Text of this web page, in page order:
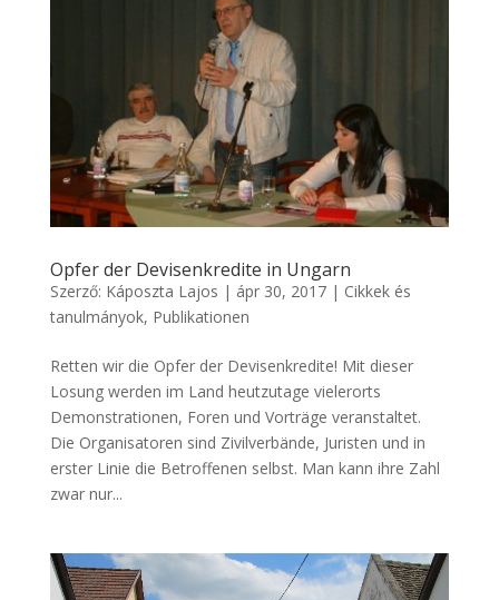
Opfer der Devisenkredite in Ungarn
Szerző: Káposzta Lajos | ápr 30, 2017| Cikkek és
tanulmányok, Publikationen
Retten wir die Opfer der Devisenkredite! Mit dieser
Losung werden im Land heutzutage vielerorts
Demonstrationen, Foren und Vorträge veranstaltet.
Die Organisatoren sind Zivilverbände, Juristen und in
erster Linie die Betroffenen selbst. Man kann ihre Zahl
zwar nur...